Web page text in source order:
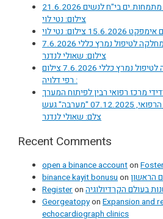
משפחת בוכריס למען מתמחות.ים בי"ח לנשים 21.6.2026
צילום: נטי לוי
15.6.2026 צילום: נטי לוי
אירוע פורום לטובת המחלקה לטיפול נמרץ כללי 7.6.2026
צילום: שאולי לנדנר
אירוע פורום לטובת המחלקה לטיפול נמרץ כללי 7.6.2026 צילום
: רפי דלויה
מרכז רפואי רבין לפיתוח המערך
לאורתופדיה וחיזוק החוסן הרפואי, 07.12.2025 "מערבה" געש
צלם: שאולי לנדנר
Recent Comments
open a binance accounton
binance kayit bonusuonהראשון
Registeronבעולם הקרדיולוגיה
GeorgeatopyonExpansion and
echocardiograph clinics